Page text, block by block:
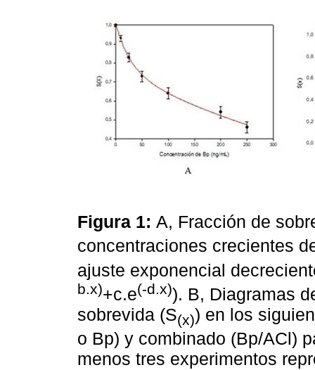
Figura 1: A, Fracción de
concentraciones crecientes
ajuste exponencial
b.x)+c.e(-d.x)). B, Diagramas
sobrevida (S(x)) en los
o Bp) y combinado (Bp/ACl)
menos tres experimentos